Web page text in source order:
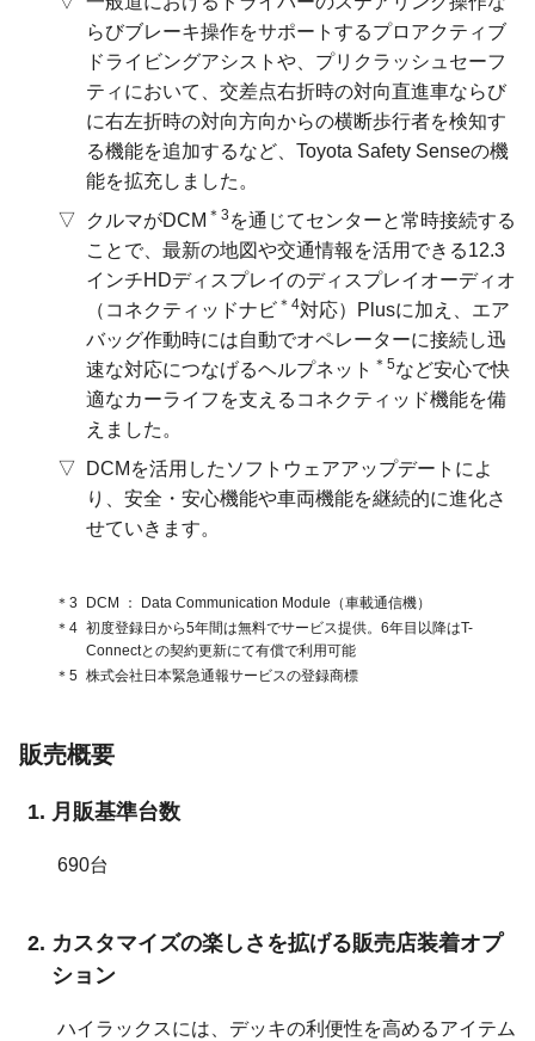
らびブレーキ操作をサポートするプロアクティブ
ドライビングアシストや、プリクラッシュセーフ
ティにおいて、交差点右折時の対向直進車ならび
に右左折時の対向方向からの横断歩行者を検知す
る機能を追加するなど、Toyota Safety Senseの機
能を拡充しました。
クルマがDCM ＊3 を通じてセンターと常時接続する
ことで、最新の地図や交通情報を活用できる12.3
インチHDディスプレイのディスプレイオーディオ
（コネクティッドナビ ＊4対応）Plusに加え、エア
バッグ作動時には自動でオペレーターに接続し迅
速な対応につなげるヘルプネット ＊5など安心で快
適なカーライフを支えるコネクティッド機能を備
えました。
DCMを活用したソフトウェアアップデートによ
り、安全・安心機能や車両機能を継続的に進化さ
せていきます。
＊3 DCM
Data Communication Module（車載通信機）
＊4 初度登録日から5年間は無料でサービス提供。6年目以降はT-
Connectとの契約更新にて有償で利用可能
＊5 株式会社日本緊急通報サービスの登録商標
販売概要
月販基準台数
690台
カスタマイズの楽しさを拡げる販売店装着オプ
ション
ハイラックスには、デッキの利便性を高めるアイテム